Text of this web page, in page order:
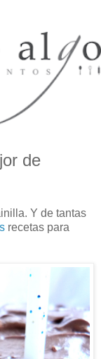
de
Y de tantas
recetas para